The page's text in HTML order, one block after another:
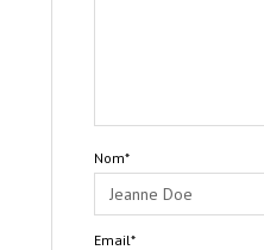
Nom*
Email*